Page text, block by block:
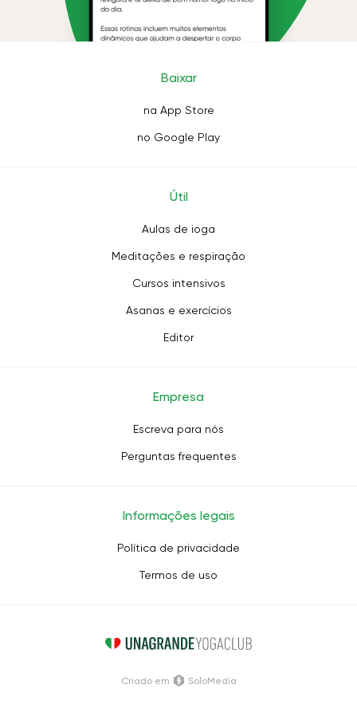
Baixar
na App Store
no Google Play
Útil
Aulas de ioga
Meditações e respiração
Cursos intensivos
Asanas e exercícios
Editor
Empresa
Escreva para nós
Perguntas frequentes
Informações legais
Política de privacidade
Termos de uso
Criado em SoloMedia